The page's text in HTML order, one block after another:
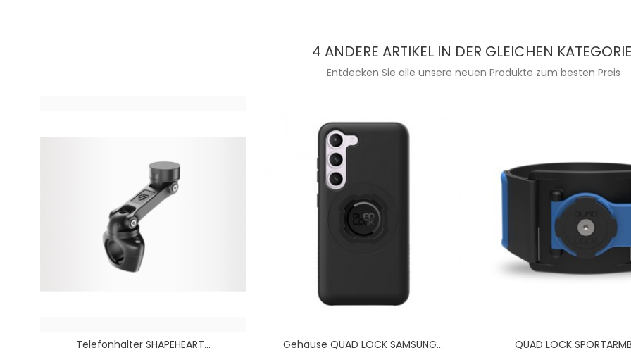
4 ANDERE ARTIKEL IN DER GLEICHEN
Entdecken Sie alle unsere neuen Produkte zum besten Preis
Telefonhalter SHAPEHEART... Gehäuse QUAD LOCK SAMSUNG... QUAD LOCK